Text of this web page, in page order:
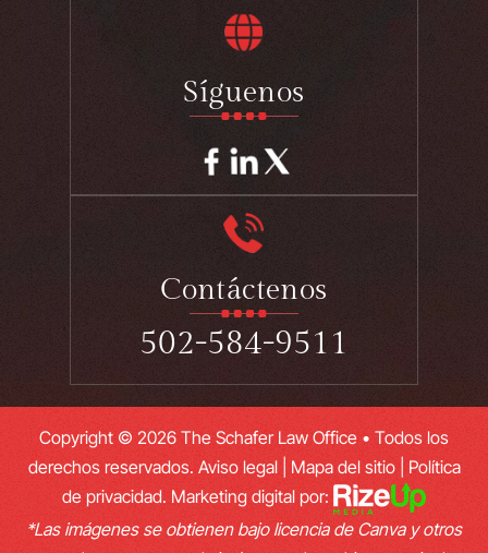
Síguenos
Contáctenos
502-584-9511
Copyright © 2026 The Schafer Law Office • Todos los
derechos reservados. Aviso legal| Mapa del sitio| Política
de privacidad. Marketing digital por:
*Las imágenes se obtienen bajo licencia de Canva y otros